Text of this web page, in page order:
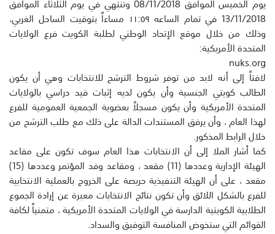
13/11/2018 في تمام الساعه ١١:٥٩ مساءاً بتوقيت الساحل الغربي،
وذلك من خلال موقع الإتحاد الوطني لطلبة الكويت فرع الولايات
المتحدة الأمريكية:
nuks.org
لافتاً إلى أنه لابد من توفر شروط الترشح للانتخابات وهي أن يكون
الطالب كويتي الجنسية وأن يكون لديه إثبات قيد دراسي بالولايات
المتحدة الأمريكية وأن يكون مسجلاً بعضوية الجمعية العمومية للفرع
لهذا العام ، وأن يرفق المستندات الدالة على ذلك مع طلب الترشح من
خلال الرابط المذكور.
كما أشار الملا إلى أن الانتخابات هذا العام سوف تكون على مقاعد
الهيئة الإدارية وعددها (11) مقعد ، ومقاعد وفد المؤتمر وعددها (15)
مقعد ، على أن الهيئة التنفيذية حريصة على الخروج بالعملية الانتخابية
للفرع بالشكل اللائق وأن تكون نتائج الانتخابات معبرة عن إرادة الجموع
الطلابية الكويتية الدارسة في الولايات المتحدة الأمريكية ، متمنياً لكافة
القوائم التي ستخوض المنافسة التوفيق والسداد.